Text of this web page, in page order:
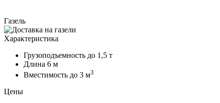
Газель
Характеристика
Грузоподъемность до 1,5 т
Длина 6 м
Вместимость до 3 м3
Цены